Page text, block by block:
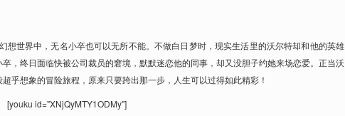
想世界中，无名小卒也可以无所不能。不做白日梦时，现实生活里的沃尔特却和他的英雄
，终日面临快被公司裁员的窘境，默默迷恋他的同事，却又没胆子约她来场恋爱。正当沃
乎想象的冒险旅程，原来只要跨出那一步，人生可以过得如此精彩！
[youku id="XNjQyMTY1ODMy"]